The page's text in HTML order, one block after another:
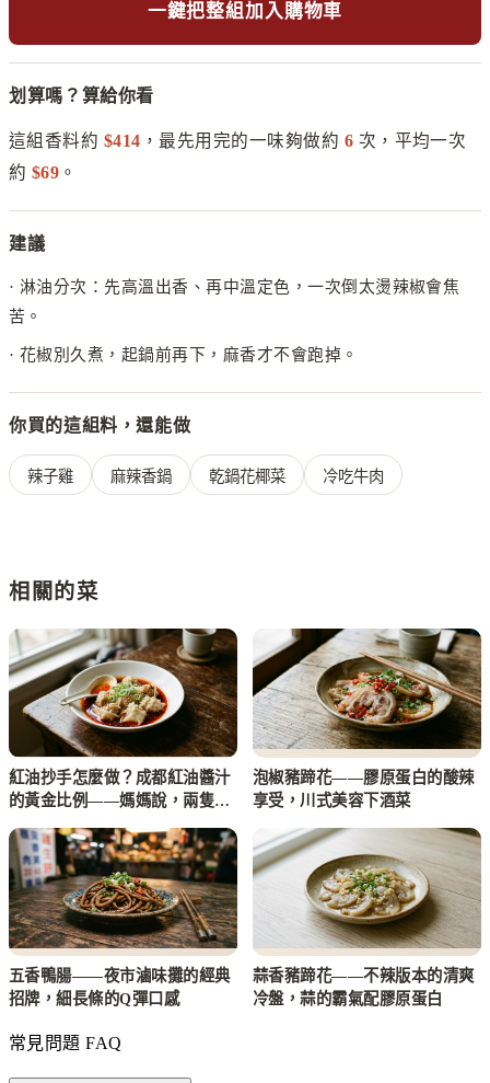
一鍵把整組加入購物車
划算嗎？算給你看
這組香料約 $414 ，最先用完的一味夠做約 6 次，平均一次
約 $69 。
建議
· 淋油分次：先高溫出香、再中溫定色，一次倒太燙辣椒會焦
苦。
· 花椒別久煮，起鍋前再下，麻香才不會跑掉。
你買的這組料，還能做
辣子雞 麻辣香鍋 乾鍋花椰菜 冷吃牛肉
相關的菜
紅油抄手怎麼做？成都紅油醬汁
的黃金比例——媽媽說，兩隻手
泡椒豬蹄花——膠原蛋白的酸辣
享受，川式美容下酒菜
五香鴨腸——夜市滷味攤的經典
招牌，細長條的Q彈口感
蒜香豬蹄花——不辣版本的清爽
冷盤，蒜的霸氣配膠原蛋白
常見問題 FAQ